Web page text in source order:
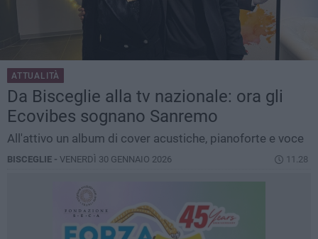
ATTUALITÀ
Da Bisceglie alla tv nazionale: ora gli
Ecovibes sognano Sanremo
All'attivo un album di cover acustiche, pianoforte e voce
BISCEGLIE - VENERDÌ 30 GENNAIO 2026 11.28